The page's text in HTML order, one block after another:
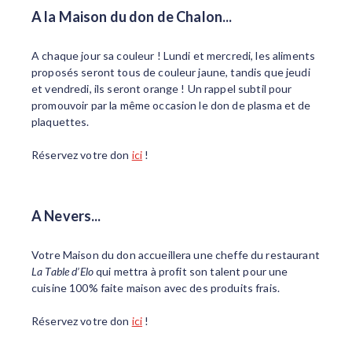
A la Maison du don de Chalon...
A chaque jour sa couleur ! Lundi et mercredi, les aliments
proposés seront tous de couleur jaune, tandis que jeudi
et vendredi, ils seront orange ! Un rappel subtil pour
promouvoir par la même occasion le don de plasma et de
plaquettes.
Réservez votre don ici !
A Nevers...
Votre Maison du don accueillera une cheffe du restaurant
La Table d’Eloqui mettra à profit son talent pour une
cuisine 100% faite maison avec des produits frais.
Réservez votre don ici !